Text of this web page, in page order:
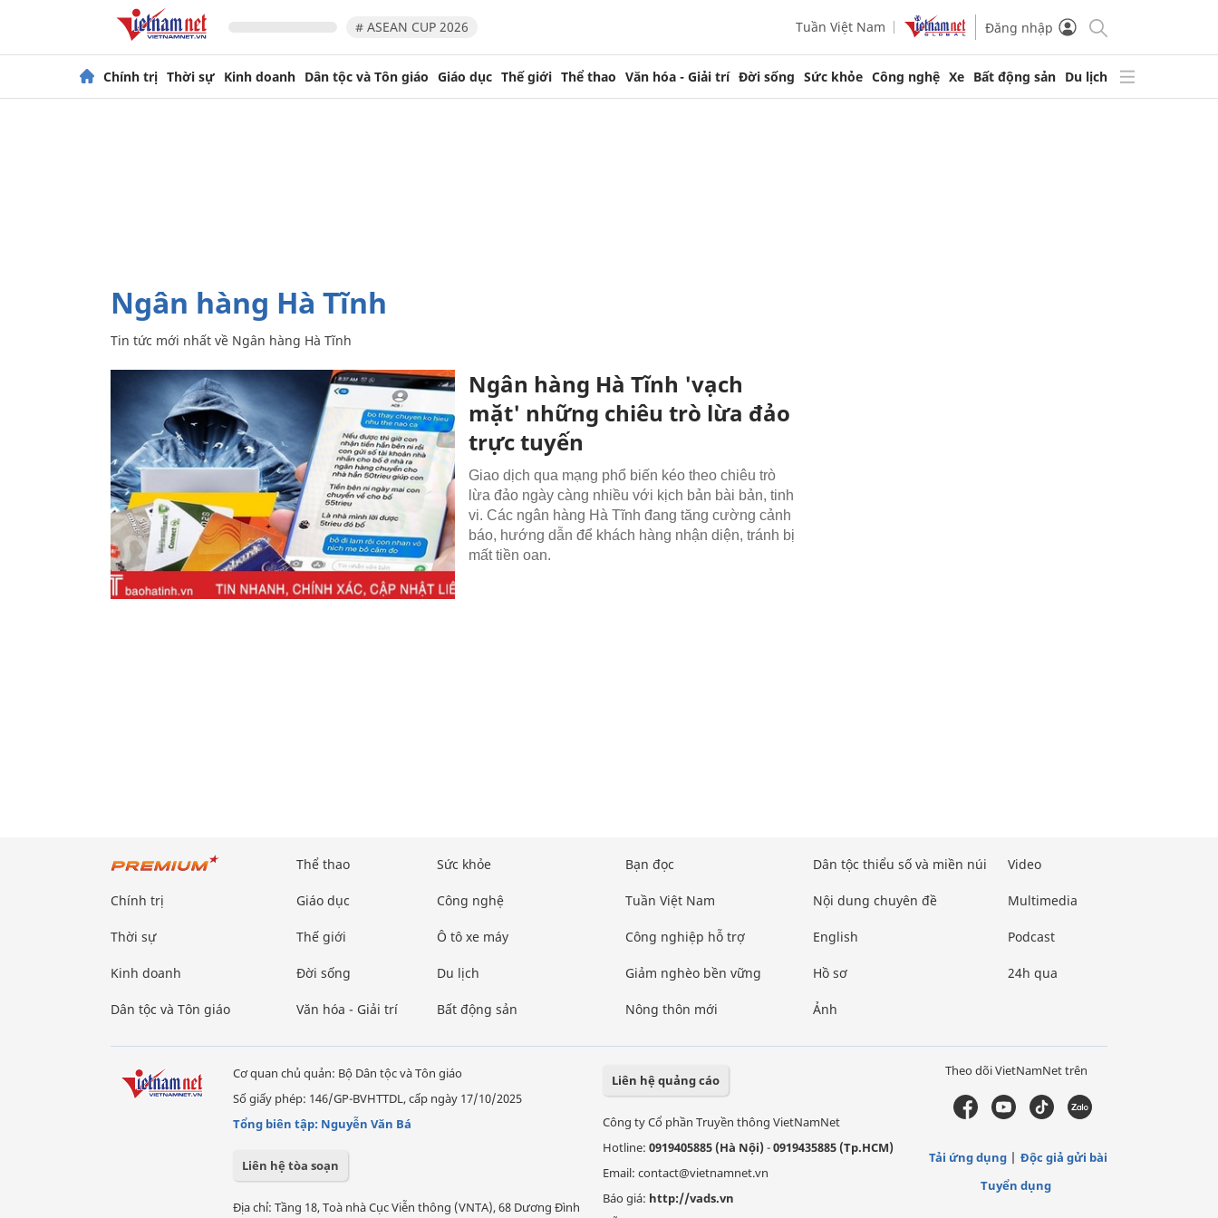
# ASEAN CUP 2026 Tuần Việt Nam Đăng nhập
Chính trị Thời sự Kinh doanh Dân tộc và Tôn giáo Giáo dục Thế giới Thể thao Văn hóa - Giải trí Đời sống Sức khỏe Công nghệ Xe Bất động sản Du lịch
Ngân hàng Hà Tĩnh
Tin tức mới nhất về Ngân hàng Hà Tĩnh
Ngân hàng Hà Tĩnh 'vạch
mặt' những chiêu trò lừa đảo
trực tuyến
Giao dịch qua mạng phổ biến kéo theo chiêu trò
lừa đảo ngày càng nhiều với kịch bản bài bản, tinh
vi. Các ngân hàng Hà Tĩnh đang tăng cường cảnh
báo, hướng dẫn để khách hàng nhận diện, tránh bị
mất tiền oan.
Chính trị
Thời sự
Kinh doanh
Dân tộc và Tôn giáo
Thể thao
Giáo dục
Thế giới
Đời sống
Văn hóa - Giải trí
Sức khỏe
Công nghệ
Ô tô xe máy
Du lịch
Bất động sản
Bạn đọc
Tuần Việt Nam
Công nghiệp hỗ trợ
Giảm nghèo bền vững
Nông thôn mới
Dân tộc thiểu số và miền núi
Nội dung chuyên đề
English
Hồ sơ
Ảnh
Video
Multimedia
Podcast
24h qua
Cơ quan chủ quản: Bộ Dân tộc và Tôn giáo
Số giấy phép: 146/GP-BVHTTDL, cấp ngày 17/10/2025
Tổng biên tập: Nguyễn Văn Bá
Liên hệ tòa soạn
Địa chỉ: Tầng 18, Toà nhà Cục Viễn thông (VNTA), 68 Dương Đình
Liên hệ quảng cáo
Công ty Cổ phần Truyền thông VietNamNet
Hotline: 0919405885 (Hà Nội)-0919435885 (Tp.HCM)
Email: contact@vietnamnet.vn
Báo giá: http://vads.vn
Theo dõi VietNamNet trên
Tải ứng dụng
Độc giả gửi bài
Tuyển dụng